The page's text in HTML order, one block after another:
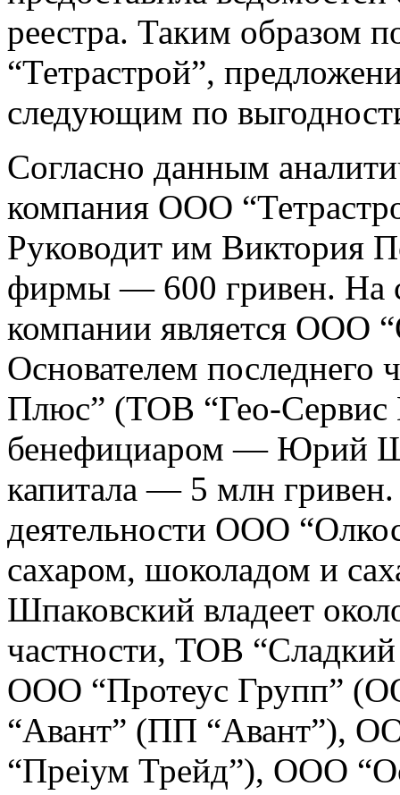
реестра. Таким образом
“Тетрастрой”,
следующим по
Согласно данным
компания ООО
Руководит им Виктория
фирмы — 600 гривен. На
компании является
Основателем
Плюс” (ТОВ “Гео-
бенефициаром — Юрий
капитала — 5 млн
деятельности ООО
сахаром, шоколадом и
Шпаковский владеет
частности, ТОВ
ООО “Протеус Групп”
“Авант” (ПП “Авант”),
“Преіум Трейд”), ООО